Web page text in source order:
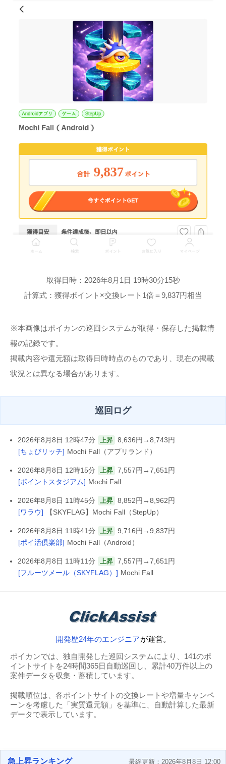
取得日時：2026年8月1日 19時30分15秒
計算式：獲得ポイント×交換レート1倍＝9,837円相当
※本画像はポイカンの巡回システムが取得・保存した掲載情
報の記録です。
掲載内容や還元額は取得日時時点のものであり、現在の掲載
状況とは異なる場合があります。
巡回ログ
2026年8月8日 12時47分 上昇 8,636円→8,743円
[ちょびリッチ] Mochi Fall（アプリランド）
2026年8月8日 12時15分 上昇 7,557円→7,651円
[ポイントスタジアム] Mochi Fall
2026年8月8日 11時45分 上昇 8,852円→8,962円
[ワラウ]
【SKYFLAG】Mochi Fall（StepUp）
2026年8月8日 11時41分 上昇 9,716円→9,837円
[ポイ活倶楽部] Mochi Fall（Android）
2026年8月8日 11時11分 上昇 7,557円→7,651円
[フルーツメール（SKYFLAG）] Mochi Fall
開発歴24年のエンジニアが運営。
ポイカンでは、独自開発した巡回システムにより、141のポ
イントサイトを24時間365日自動巡回し、累計40万件以上の
案件データを収集・蓄積しています。
掲載順位は、各ポイントサイトの交換レートや増量キャンペ
ーンを考慮した「実質還元額」を基準に、自動計算した最新
データで表示しています。
急上昇ランキング 最終更新：2026年8月8日 12:00